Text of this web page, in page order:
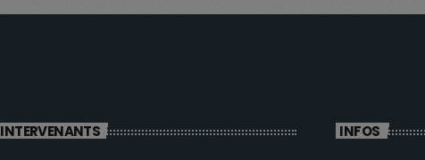
INTERVENANTS INFOS